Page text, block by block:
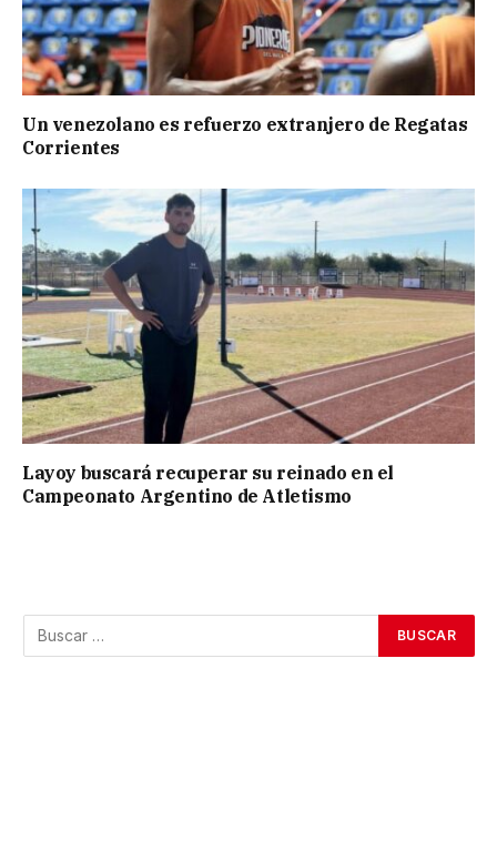
Un venezolano es refuerzo extranjero de Regatas
Corrientes
Layoy buscará recuperar su reinado en el
Campeonato Argentino de Atletismo